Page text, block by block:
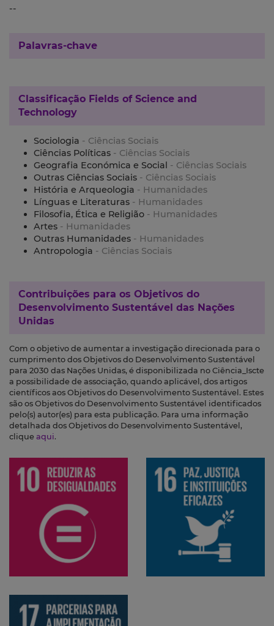
--
Palavras-chave
Classificação Fields of Science and
Technology
Sociologia - Ciências Sociais
Ciências Políticas - Ciências Sociais
Geografia Económica e Social - Ciências Sociais
Outras Ciências Sociais - Ciências Sociais
História e Arqueologia - Humanidades
Línguas e Literaturas - Humanidades
Filosofia, Ética e Religião - Humanidades
Artes - Humanidades
Outras Humanidades - Humanidades
Antropologia - Ciências Sociais
Contribuições para os Objetivos do
Desenvolvimento Sustentável das Nações
Unidas
Com o objetivo de aumentar a investigação direcionada para o
cumprimento dos Objetivos do Desenvolvimento Sustentável
para 2030 das Nações Unidas, é disponibilizada no Ciência_Iscte
a possibilidade de associação, quando aplicável, dos artigos
científicos aos Objetivos do Desenvolvimento Sustentável. Estes
são os Objetivos do Desenvolvimento Sustentável identificados
pelo(s) autor(es) para esta publicação. Para uma informação
detalhada dos Objetivos do Desenvolvimento Sustentável,
clique aqui.